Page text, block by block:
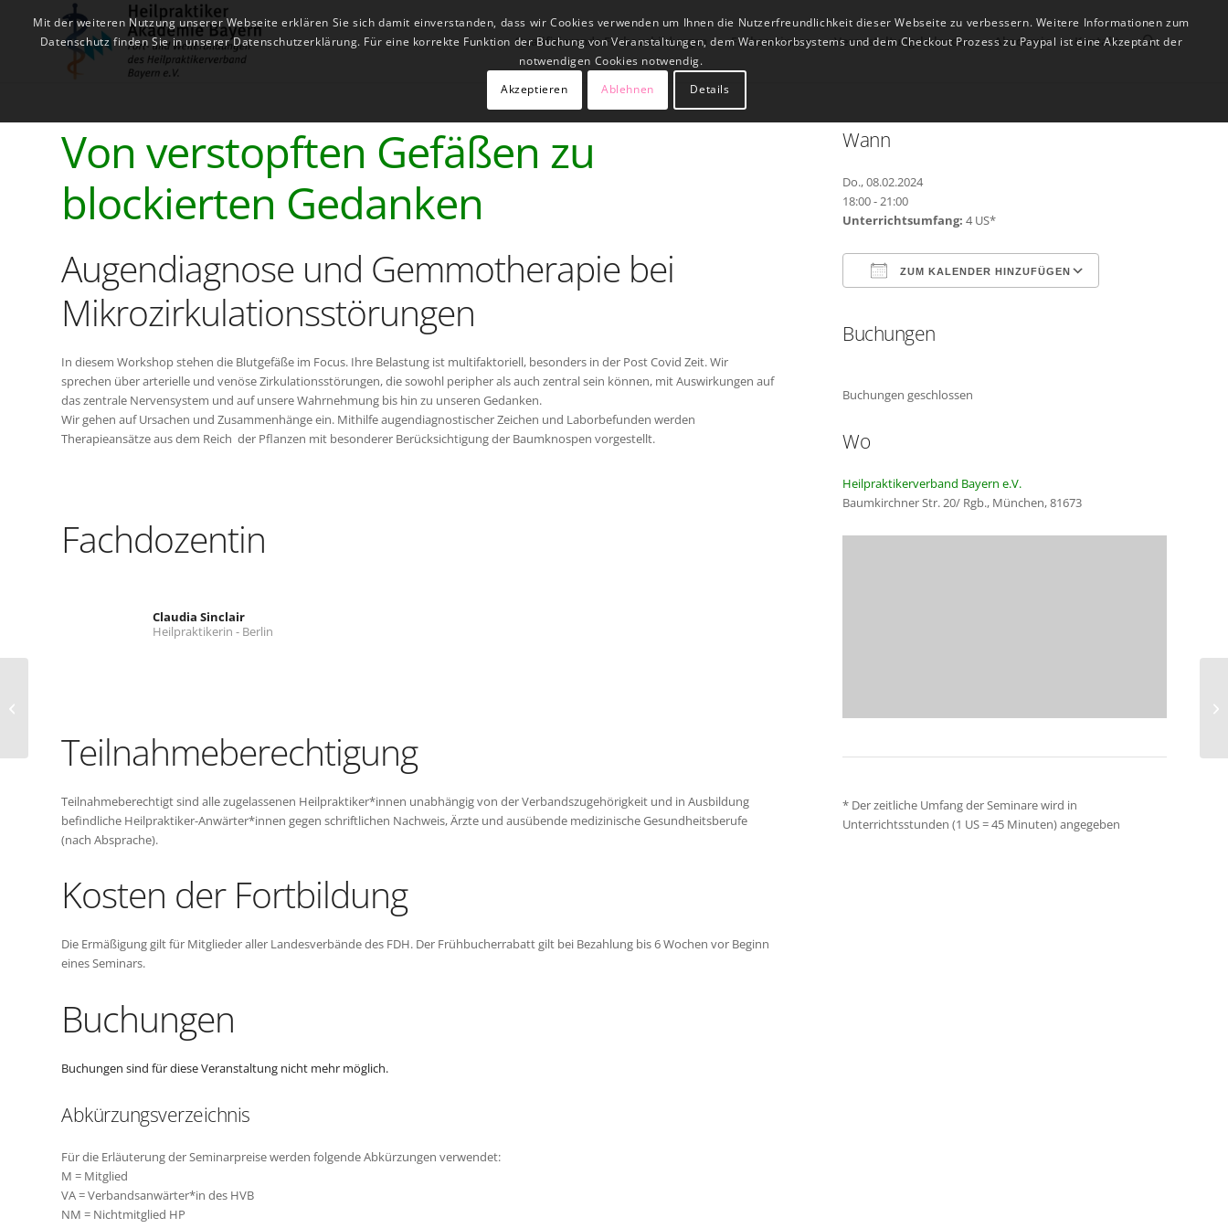
Qualifizierende Fachausbildungen Fachseminare Veranstaltungskalender Akademie Kontakt
Von verstopften Gefäßen zu
blockierten Gedanken
Augendiagnose und Gemmotherapie bei
Mikrozirkulationsstörungen
In diesem Workshop stehen die Blutgefäße im Focus. Ihre Belastung ist multifaktoriell, besonders in der Post Covid Zeit. Wir
sprechen über arterielle und venöse Zirkulationsstörungen, die sowohl peripher als auch zentral sein können, mit Auswirkungen auf
das zentrale Nervensystem und auf unsere Wahrnehmung bis hin zu unseren Gedanken.
Wir gehen auf Ursachen und Zusammenhänge ein. Mithilfe augendiagnostischer Zeichen und Laborbefunden werden
Therapieansätze aus dem Reich der Pflanzen mit besonderer Berücksichtigung der Baumknospen vorgestellt.
Fachdozentin
Claudia Sinclair
Heilpraktikerin - Berlin
Teilnahmeberechtigung
Teilnahmeberechtigt sind alle zugelassenen Heilpraktiker*innen unabhängig von der Verbandszugehörigkeit und in Ausbildung
befindliche Heilpraktiker-Anwärter*innen gegen schriftlichen Nachweis, Ärzte und ausübende medizinische Gesundheitsberufe
(nach Absprache).
Kosten der Fortbildung
Die Ermäßigung gilt für Mitglieder aller Landesverbände des FDH. Der Frühbucherrabatt gilt bei Bezahlung bis 6 Wochen vor Beginn
eines Seminars.
Wann
Do., 08.02.2024
18:00 - 21:00
Unterrichtsumfang: 4 US*
ZUM KALENDER HINZUFÜGEN
ICS herunterladen
Buchungen
Buchungen geschlossen
Wo
Heilpraktikerverband Bayern e.V.
Baumkirchner Str. 20/ Rgb., München, 81673
* Der zeitliche Umfang der Seminare wird in
Unterrichtsstunden (1 US = 45 Minuten) angegeben
Buchungen
Buchungen sind für diese Veranstaltung nicht mehr möglich.
Abkürzungsverzeichnis
Für die Erläuterung der Seminarpreise werden folgende Abkürzungen verwendet:
M = Mitglied
VA = Verbandsanwärter*in des HVB
NM = Nichtmitglied HP
Mit der weiteren Nutzung unserer Webseite erklären Sie sich damit einverstanden, dass wir Cookies verwenden um Ihnen die Nutzerfreundlichkeit dieser Webseite zu verbessern. Weitere Informationen zum
Datenschutz finden Sie in unserer Datenschutzerklärung. Für eine korrekte Funktion der Buchung von Veranstaltungen, dem Warenkorbsystems und dem Checkout Prozess zu Paypal ist eine Akzeptant der
notwendigen Cookies notwendig.
Akzeptieren
Ablehnen Details